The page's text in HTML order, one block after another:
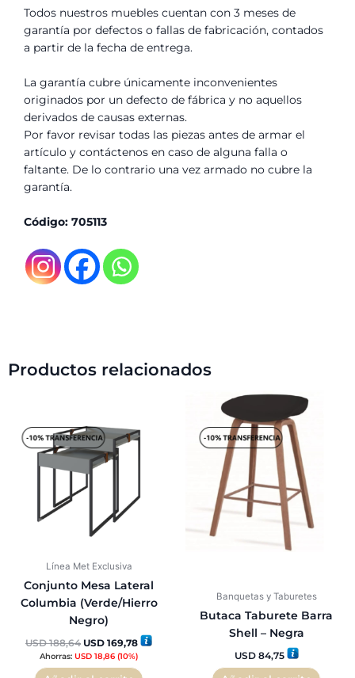
Todos nuestros muebles cuentan con 3 meses de
garantía por defectos o fallas de fabricación, contados
a partir de la fecha de entrega.
La garantía cubre únicamente inconvenientes
originados por un defecto de fábrica y no aquellos
derivados de causas externas.
Por favor revisar todas las piezas antes de armar el
artículo y contáctenos en caso de alguna falla o
faltante. De lo contrario una vez armado no cubre la
garantía.
Código: 705113
Productos relacionados
Línea Met Exclusiva
Conjunto Mesa Lateral
Columbia (Verde/Hierro
Negro)
USD188,64
era:
USD 188,64.
USD 169,78
es:
Ahorras: USD 18,86 (10%)
Banquetas y Taburetes
Butaca Taburete Barra
Shell – Negra
USD84,75